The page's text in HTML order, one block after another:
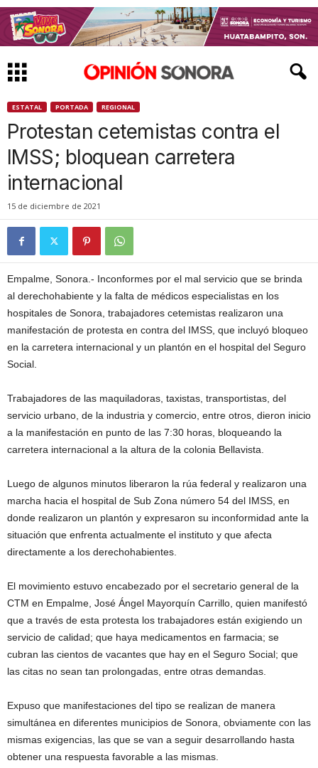
ESTATAL PORTADA REGIONAL
Protestan cetemistas contra el
IMSS; bloquean carretera
internacional
15 de diciembre de 2021
Empalme, Sonora.- Inconformes por el mal servicio que se brinda
al derechohabiente y la falta de médicos especialistas en los
hospitales de Sonora, trabajadores cetemistas realizaron una
manifestación de protesta en contra del IMSS, que incluyó bloqueo
en la carretera internacional y un plantón en el hospital del Seguro
Social.
Trabajadores de las maquiladoras, taxistas, transportistas, del
servicio urbano, de la industria y comercio, entre otros, dieron inicio
a la manifestación en punto de las 7:30 horas, bloqueando la
carretera internacional a la altura de la colonia Bellavista.
Luego de algunos minutos liberaron la rúa federal y realizaron una
marcha hacia el hospital de Sub Zona número 54 del IMSS, en
donde realizaron un plantón y expresaron su inconformidad ante la
situación que enfrenta actualmente el instituto y que afecta
directamente a los derechohabientes.
El movimiento estuvo encabezado por el secretario general de la
CTM en Empalme, José Ángel Mayorquín Carrillo, quien manifestó
que a través de esta protesta los trabajadores están exigiendo un
servicio de calidad; que haya medicamentos en farmacia; se
cubran las cientos de vacantes que hay en el Seguro Social; que
las citas no sean tan prolongadas, entre otras demandas.
Expuso que manifestaciones del tipo se realizan de manera
simultánea en diferentes municipios de Sonora, obviamente con las
mismas exigencias, las que se van a seguir desarrollando hasta
obtener una respuesta favorable a las mismas.